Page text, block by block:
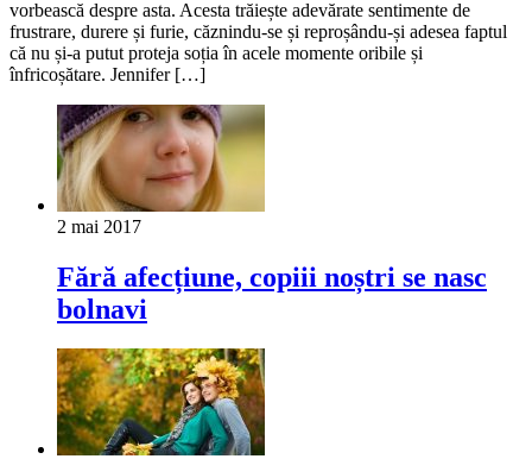
vorbească despre asta. Acesta trăiește adevărate sentimente de
frustrare, durere și furie, сăznindu-se și reproșându-și adesea faptul
că nu și-a putut proteja soția în acele momente oribile și
înfricoșătare. Jennifer […]
2 mai 2017
Fără afecțiune, copiii noștri se nasc
bolnavi